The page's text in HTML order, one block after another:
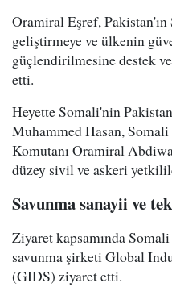
Oramiral Eşref,
geliştirmeye ve ülkenin
güçlendirilmesine destek
etti.
Heyette Somali'nin
Muhammed Hasan,
Komutanı Oramiral
düzey sivil ve askeri
Savunma sanayii ve
Ziyaret kapsamında
savunma şirketi Global
(GIDS) ziyaret etti.